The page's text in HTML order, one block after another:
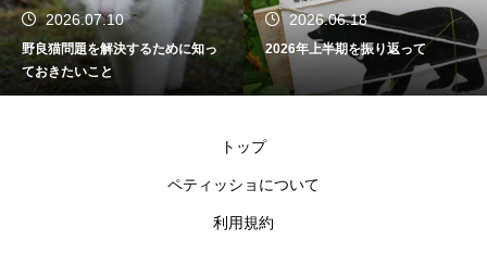
2026.07.10
野良猫問題を解決するために知っ
ておきたいこと
2026.06.18
2026年上半期を振り返って
トップ
ペティッショについて
利用規約